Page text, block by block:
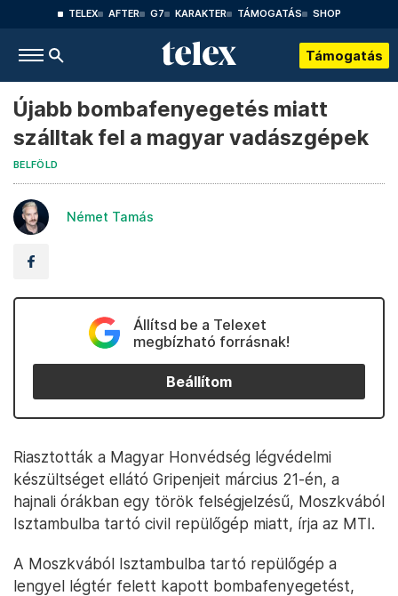
TELEX AFTER G7 KARAKTER TÁMOGATÁS SHOP
Támogatás
Újabb bombafenyegetés miatt
szálltak fel a magyar vadászgépek
BELFÖLD
Német Tamás
Állítsd be a Telexet
megbízható forrásnak!
Beállítom
Riasztották a Magyar Honvédség légvédelmi
készültséget ellátó Gripenjeit március 21-én, a
hajnali órákban egy török felségjelzésű, Moszkvából
Isztambulba tartó civil repülőgép miatt, írja az MTI.
A Moszkvából Isztambulba tartó repülőgép a
lengyel légtér felett kapott bombafenyegetést,